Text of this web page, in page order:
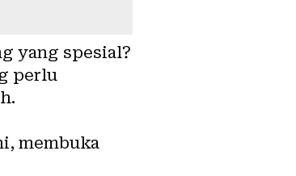
yang spesial?
perlu
membuka